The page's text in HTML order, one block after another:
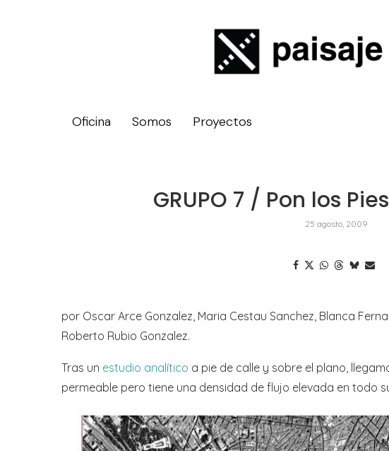
Oficina Somos Proyectos
GRUPO 7 / Pon los
25 agosto, 2009
por Oscar Arce Gonzalez , Maria Cestau Sanchez , Blanca
Roberto Rubio Gonzalez.
Tras un estudio analítico a pie de calle y sobre el plano,
permeable pero tiene una densidad de flujo elevada en todo